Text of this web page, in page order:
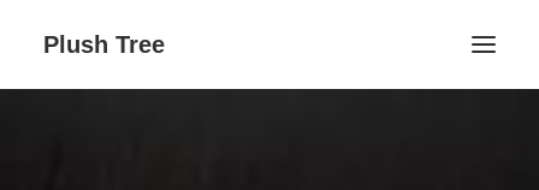
Plush Tree